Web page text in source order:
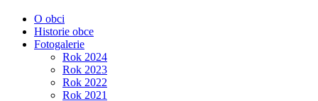
O obci
Historie obce
Fotogalerie
Rok 2024
Rok 2023
Rok 2022
Rok 2021